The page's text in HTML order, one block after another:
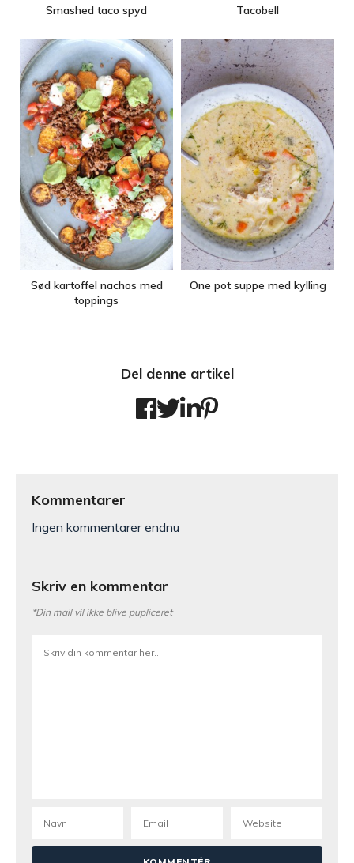
Smashed taco spyd Tacobell
Sød kartoffel nachos med
toppings
One pot suppe med kylling
Del denne artikel
Kommentarer
Ingen kommentarer endnu
Skriv en kommentar
*Din mail vil ikke blive pupliceret